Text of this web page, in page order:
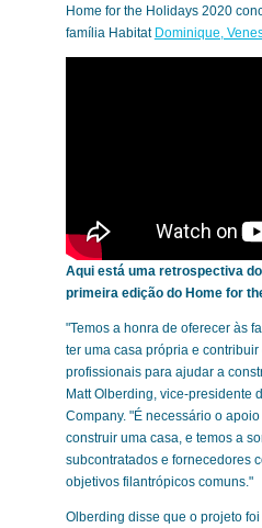
Home for the Holidays 2020
família Habitat Dominique,
Aqui está uma retrospectiva
primeira edição do Home for
"Temos a honra de oferecer às
ter uma casa própria e
profissionais para ajudar a
Matt Olberding, vice-presidente
Company. "É necessário o
construir uma casa, e temos a
subcontratados e fornecedores
objetivos filantrópicos comuns."
Olberding disse que o projeto